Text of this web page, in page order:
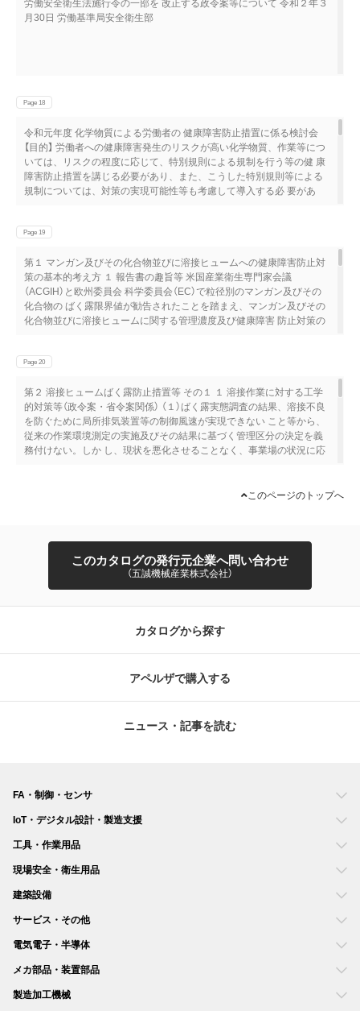
イ サンルクスエース 蛍光ランプ （直 管形蛍光ランプ・ コンパクト形
蛍光ランプ）※ 特殊用途ランプ 紫 外線ランプ （高圧・低圧水銀ラン
術、回路技術を駆使して、 道路・トンネル・防犯照明、景観・街路照
性の高い LED照明器具・LEDランプの開発に全力を注いでいます。
了 致します。 アイツインアーク ご愛顧賜り、誠にありがとうござ
いました。 ※セラミックメタルハライドランプ、メタルハライドラン
タルハライドランプ LEDランプ メタルハライドランプ LED照明器具
容は2019年07月現在のものです。 2019.07
月30日 労働基準局安全衛生部
Page 18
令和元年度 化学物質による労働者の 健康障害防止措置に係る検討会
【目的】 労働者への健康障害発生のリスクが高い化学物質、作業等につ
いては、リスクの程度に応じて、特別規則による規制を行う等の健 康
障害防止措置を講じる必要があり、また、こうした特別規則等による
規制については、対策の実現可能性等も考慮して導入する必 要があ
物質に関し、ばく露防止措置等の健康障害防止措置について検討す
産業医科大学 産業生態科学研究所 職業性中毒学研究室 教授 第１回：
平成28年８月30日 大前和幸 慶應義塾大学 名誉教授 第２回：平成29年
１月10日 ◎小野真理子 独立行政法人労働者健康安全機構 労働安全衛
生総合研究所研究員 第３回：平成29年５月23日 唐沢正義 労働衛生コ
ンサルタント 第４回：平成30年３月12日 小西淑人 一般社団法人日本
質本部環境安全部 マネージャー 防止措置に係る検討会 中明賢二 麻布
誉教授 （管理濃度検討会と同時開催） 保利 一 産業医科大学 産業保健学
部 環境マネジメント学科 教授 第２回：平成30年８月３日 松村芳美 公
益社団法人産業安全技術協会 ＴＩＩＳフェロー 第３回：令和元年８月
５日 第４回：令和元年12月16日 （特別参集者） 第５回：令和２年１月
21日 圓藤吟史 中央労働災害防止協会 大阪労働衛生総合センター所長
大学 名誉教授 （◎は座長、五十音順、敬称略） このほか、関係団体か
Page 19
第１ マンガン及びその化合物並びに溶接ヒュームへの健康障害防止対
策の基本的考え方 １ 報告書の趣旨等 米国産業衛生専門家会議
（ACGIH）と欧州委員会 科学委員会（EC）で粒径別のマンガン及びその
化合物の ばく露限界値が勧告されたことを踏まえ、マンガン及びその
化合物並びに溶接ヒュームに関する管理濃度及び健康障害 防止対策の
ずれにも、塩基性酸化マンガンが含まれており、溶接ヒューム及 び溶
告され、その多くには、ばく露量－作用関 係が認められた。  塩基性
酸化マンガンに関する特殊健康診断（指導勧奨）において、一定の有所
見者（2.4％）が認められる。  以上から、従来の特定化学物質（第２類
物質）である「マンガン及びその化合物（塩基性酸化マンガンを除
く。）」から、「（塩基性酸化マンガンを除く。）」を削除し、「マンガン
究機構（IARC)は、2017年、溶接ヒュームをグループ１（ヒトに対する
当面、特別管理物質としては位置付けず、発がんの原因物質等の知見
が明らかになった時点で、再検討。 ４ 溶接ヒュームに係る特殊健康診
断の項目（省令案関係）  現行の「マンガン及びその化合物（塩基性酸化
るのは、他の物質と同様に、溶接ヒュームにばく露される作業に常時
従事する者に限られる。  今後、溶接ヒュームに含まれる物質の毒性
や発がん性が明らかになった場合、特殊健康診断の項目を再検討。 2
Page 20
第２ 溶接ヒュームばく露防止措置等 その１ １ 溶接作業に対する工学
的対策等（政令案・省令案関係） （１）ばく露実態調査の結果、溶接不良
を防ぐために局所排気装置等の制御風速が実現できない こと等から、
従来の作業環境測定の実施及びその結果に基づく管理区分の決定を義
務付けない。しか し、現状を悪化させることなく、事業場の状況に応
びアークを用いて金属を溶断し、 又はガウジングする作業その他の溶
同等以上の措置（※１）を講ずること。 ※１ 「同等以上の措置」には、
プッシュプル型換気装置及び局所排気装置が含まれる。 ② 金属アーク
溶接等作業を継続して行う屋内作業場について、金属アーク溶接等作
業の方法を 新たに採用し、又は変更する（※２）ときに、個人サンプリ
ングにより空気中の溶接ヒューム 濃度を測定すること。 ※２ 「アーク
溶接等作業の方法を変更する」場合には、溶接方法を変更する場合並
びに溶接材料、母材及び溶接作業場所の変更 が溶接ヒュームの濃度に
大きな影響を与える場合を含む。 ③ ②による空気中の溶接ヒュームの
を講ずること（※３） 。 ※３ ③は、②の測定結果が⑥の基準値を下回
てその措置をあらかじめ実施している作業場に、さらなる改善措置を
このページのトップへ
このカタログの発行元企業へ問い合わせ
（五誠機械産業株式会社）
カタログから探す
アペルザで購入する
ニュース・記事を読む
FA・制御・センサ
IoT・デジタル設計・製造支援
工具・作業用品
現場安全・衛生用品
建築設備
サービス・その他
電気電子・半導体
メカ部品・装置部品
製造加工機械